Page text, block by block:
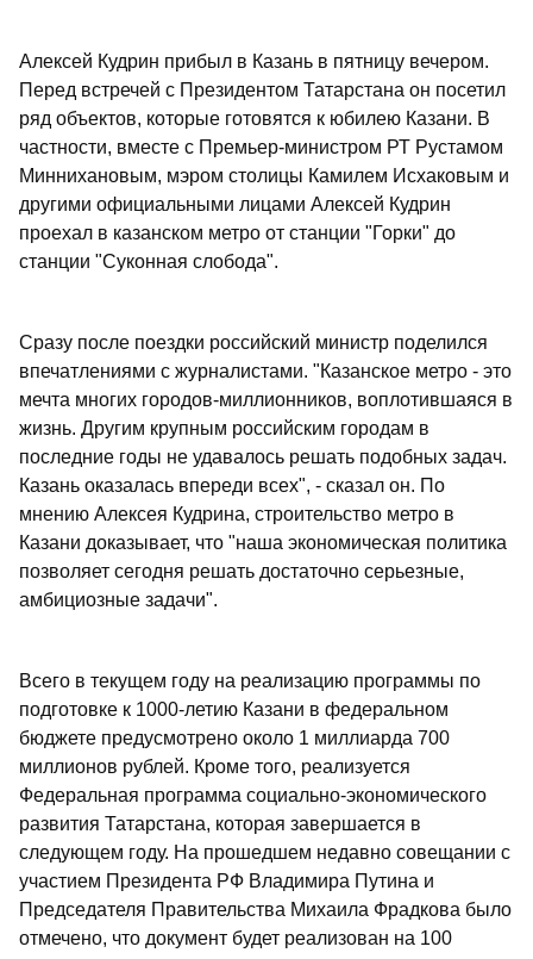
Алексей Кудрин прибыл в Казань в пятницу вечером.
Перед встречей с Президентом Татарстана он посетил
ряд объектов, которые готовятся к юбилею Казани. В
частности, вместе с Премьер-министром РТ Рустамом
Миннихановым, мэром столицы Камилем Исхаковым и
другими официальными лицами Алексей Кудрин
проехал в казанском метро от станции "Горки" до
станции "Суконная слобода".
Сразу после поездки российский министр поделился
впечатлениями с журналистами. "Казанское метро - это
мечта многих городов-миллионников, воплотившаяся в
жизнь. Другим крупным российским городам в
последние годы не удавалось решать подобных задач.
Казань оказалась впереди всех", - сказал он. По
мнению Алексея Кудрина, строительство метро в
Казани доказывает, что "наша экономическая политика
позволяет сегодня решать достаточно серьезные,
амбициозные задачи".
Всего в текущем году на реализацию программы по
подготовке к 1000-летию Казани в федеральном
бюджете предусмотрено около 1 миллиарда 700
миллионов рублей. Кроме того, реализуется
Федеральная программа социально-экономического
развития Татарстана, которая завершается в
следующем году. На прошедшем недавно совещании с
участием Президента РФ Владимира Путина и
Председателя Правительства Михаила Фрадкова было
отмечено, что документ будет реализован на 100